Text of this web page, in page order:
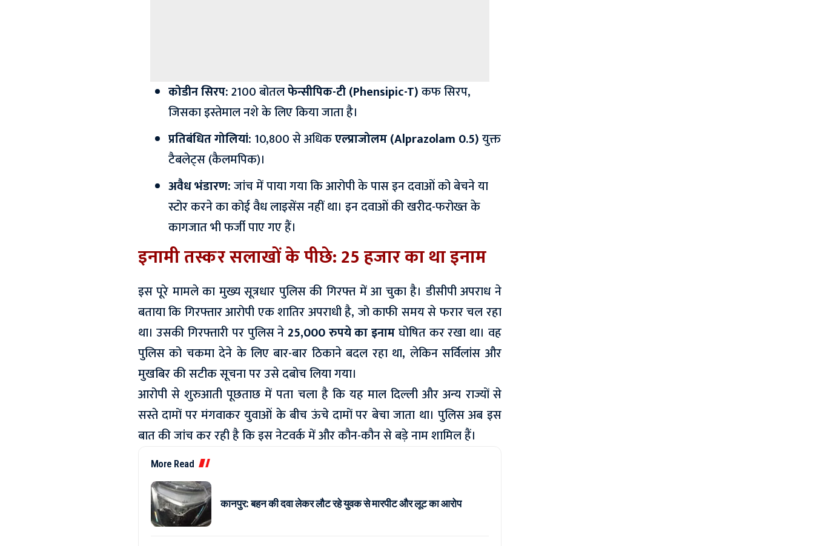
कोडीन सिरप:2100 बोतलफेन्सीपिक-टी (Phensipic-T)कफ सिरप,
जिसका इस्तेमाल नशे के लिए किया जाता है।
प्रतिबंधित गोलियां: 10,800 से अधिकएल्प्राजोलम (Alprazolam 0.5)युक्त
टैबलेट्स (कैलमपिक)।
अवैध भंडारण:जांच में पाया गया कि आरोपी के पास इन दवाओं को बेचने या
स्टोर करने का कोई वैध लाइसेंस नहीं था। इन दवाओं की खरीद-फरोख्त के
कागजात भी फर्जी पाए गए हैं।
इनामी तस्कर सलाखों के पीछे: 25 हजार का था इनाम
इस पूरे मामले का मुख्य सूत्रधार पुलिस की गिरफ्त में आ चुका है। डीसीपी अपराध ने
बताया कि गिरफ्तार आरोपी एक शातिर अपराधी है, जो काफी समय से फरार चल रहा
था। उसकी गिरफ्तारी पर पुलिस ने25,000 रुपये का इनामघोषित कर रखा था। वह
पुलिस को चकमा देने के लिए बार-बार ठिकाने बदल रहा था, लेकिन सर्विलांस और
मुखबिर की सटीक सूचना पर उसे दबोच लिया गया।
आरोपी से शुरुआती पूछताछ में पता चला है कि यह माल दिल्ली और अन्य राज्यों से
सस्ते दामों पर मंगवाकर युवाओं के बीच ऊंचे दामों पर बेचा जाता था। पुलिस अब इस
बात की जांच कर रही है कि इस नेटवर्क में और कौन-कौन से बड़े नाम शामिल हैं।
More Read
कानपुर: बहन की दवा लेकर लौट रहे युवक से मारपीट और लूट का आरोप